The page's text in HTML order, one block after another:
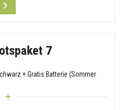
7
+ Gratis Batterie (Sommer